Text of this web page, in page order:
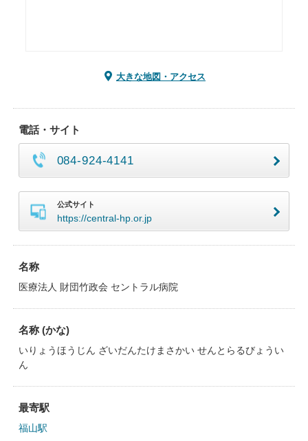
大きな地図・アクセス
電話・サイト
084-924-4141
公式サイト
https://central-hp.or.jp
名称
医療法人 財団竹政会 セントラル病院
名称 (かな)
いりょうほうじん ざいだんたけまさかい せんとらるびょうい
ん
最寄駅
福山駅